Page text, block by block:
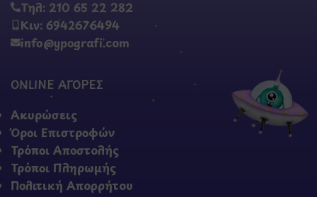
Τηλ: 210 65 22 282
Κιν: 6942676494
info@ypografi.com
ONLINE ΑΓΟΡΕΣ
Ακυρώσεις
Όροι Επιστροφών
Τρόποι Αποστολής
Τρόποι Πληρωμής
Πολιτική Απορρήτου